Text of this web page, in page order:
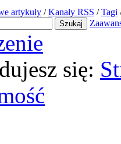
artykuły / Kanały RSS / Tagi
się: